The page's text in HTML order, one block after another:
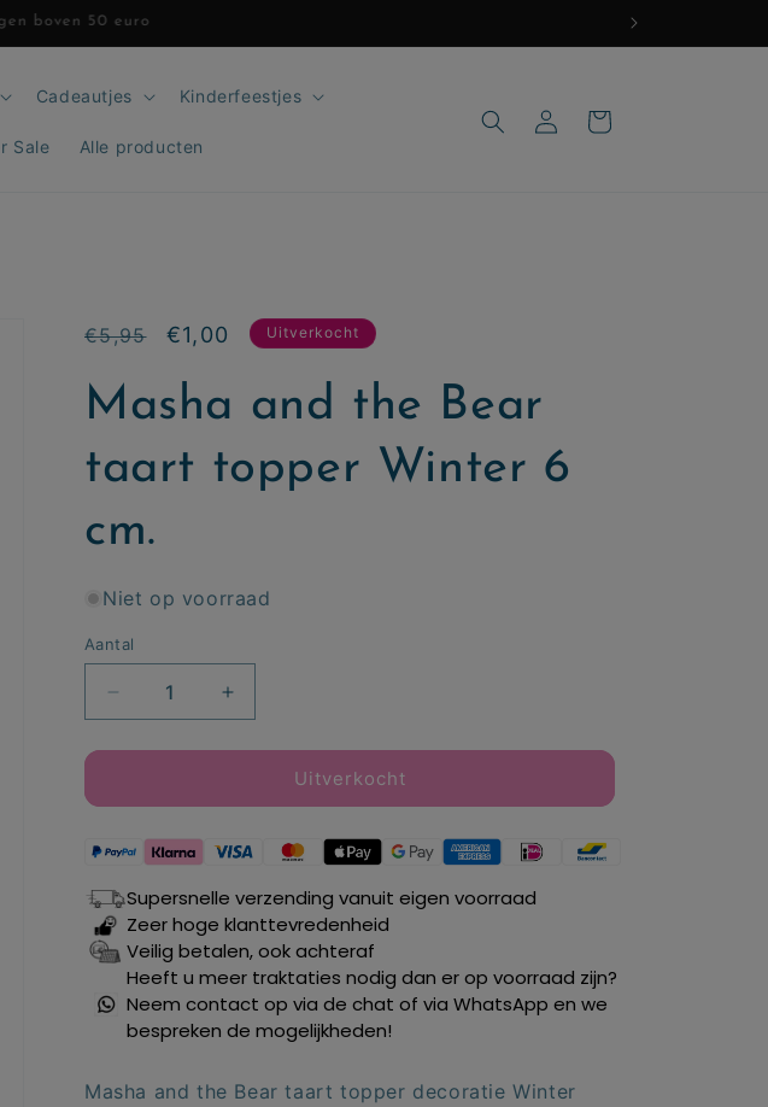
boven 50 euro
Cadeautjes Kinderfeestjes
Sale Alle producten
Inloggen
Winkelwagen
Normale
€5,95 Aanbiedingsprijs
€1,00 Uitverkocht
Masha and the Bear
taart topper Winter 6
cm.
Niet op voorraad
Aantal
Aantal
verlagen
voor
and
Bear
topper
Winter
6
cm.
Aantal
verhogen
voor
and
Bear
topper
Winter
6
cm.
Uitverkocht
Supersnelle verzending vanuit eigen voorraad
Zeer hoge klanttevredenheid
Veilig betalen, ook achteraf
Heeft u meer traktaties nodig dan er op voorraad zijn?
Neem contact op via de chat of via WhatsApp en we
bespreken de mogelijkheden!
Masha and the Bear taart topper decoratie Winter